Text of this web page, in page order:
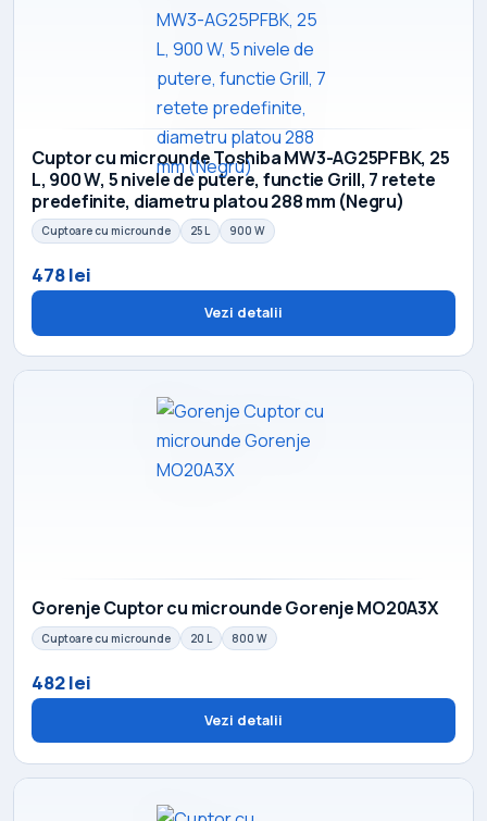
Cuptor cu microunde Toshiba MW3-AG25PFBK, 25
L, 900 W, 5 nivele de putere, functie Grill, 7 retete
predefinite, diametru platou 288 mm (Negru)
Cuptoare cu microunde 25 L 900 W
478 lei
Vezi detalii
Gorenje Cuptor cu microunde Gorenje MO20A3X
Cuptoare cu microunde 20 L 800 W
482 lei
Vezi detalii